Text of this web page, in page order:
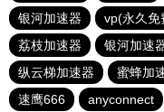
银河加速器
vp(永久免
荔枝加速器
银河加速
纵云梯加速器
蜜蜂加
速鹰666
anyconnect